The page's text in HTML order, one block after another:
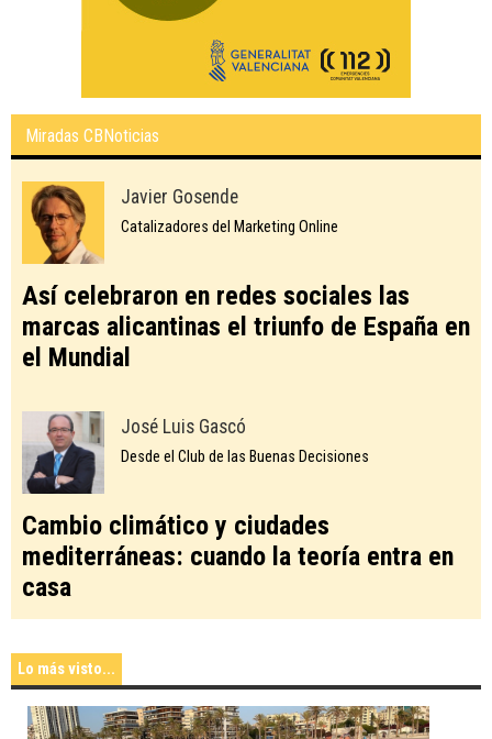
Miradas CBNoticias
Javier Gosende
Catalizadores del Marketing Online
Así celebraron en redes sociales las
marcas alicantinas el triunfo de España en
el Mundial
José Luis Gascó
Desde el Club de las Buenas Decisiones
Cambio climático y ciudades
mediterráneas: cuando la teoría entra en
casa
Lo más visto...